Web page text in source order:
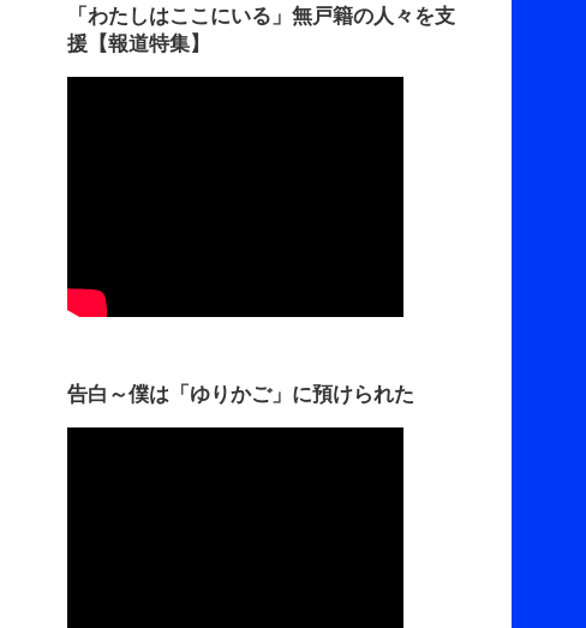
「わたしはここにいる」無戸籍の人々を支
援【報道特集】
告白～僕は「ゆりかご」に預けられた